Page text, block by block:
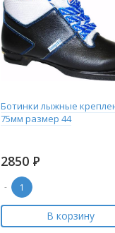
Ботинки лыжные
75мм размер 44
2850 Р
-
В корзину